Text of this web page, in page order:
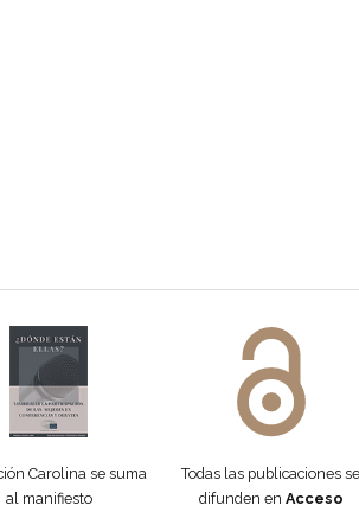
Carolina se suma
al manifiesto
Todas las publicaciones se
difunden en Acceso